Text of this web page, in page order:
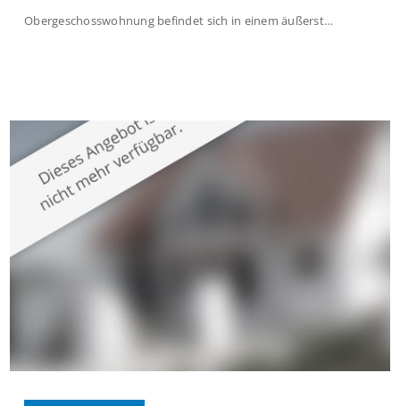
Obergeschosswohnung befindet sich in einem äußerst
großzügige Räume und eine hochwertige Ausstattung, die
modernen Wohnkomfort mit einem stilvollen Ambiente
verbindet. Der […]